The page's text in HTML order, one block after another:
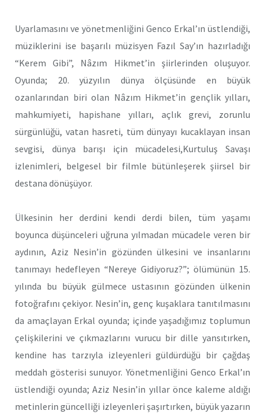
Uyarlamasını ve yönetmenliğini Genco Erkal’ın üstlendiği,
müziklerini ise başarılı müzisyen Fazıl Say’ın hazırladığı
“Kerem Gibi”, Nâzım Hikmet’in şiirlerinden oluşuyor.
Oyunda; 20. yüzyılın dünya ölçüsünde en büyük
ozanlarından biri olan Nâzım Hikmet’in gençlik yılları,
mahkumiyeti, hapishane yılları, açlık grevi, zorunlu
sürgünlüğü, vatan hasreti, tüm dünyayı kucaklayan insan
sevgisi, dünya barışı için mücadelesi,Kurtuluş Savaşı
izlenimleri, belgesel bir filmle bütünleşerek şiirsel bir
destana dönüşüyor.
Ülkesinin her derdini kendi derdi bilen, tüm yaşamı
boyunca düşünceleri uğruna yılmadan mücadele veren bir
aydının, Aziz Nesin’in gözünden ülkesini ve insanlarını
tanımayı hedefleyen “Nereye Gidiyoruz?”; ölümünün 15.
yılında bu büyük gülmece ustasının gözünden ülkenin
fotoğrafını çekiyor. Nesin’in, genç kuşaklara tanıtılmasını
da amaçlayan Erkal oyunda; içinde yaşadığımız toplumun
çelişkilerini ve çıkmazlarını vurucu bir dille yansıtırken,
kendine has tarzıyla izleyenleri güldürdüğü bir çağdaş
meddah gösterisi sunuyor. Yönetmenliğini Genco Erkal’ın
üstlendiği oyunda; Aziz Nesin’in yıllar önce kaleme aldığı
metinlerin güncelliği izleyenleri şaşırtırken, büyük yazarın